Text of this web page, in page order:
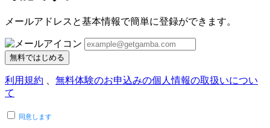
メールアドレスと基本情報で簡単に登録ができます。
無料ではじめる
利用規約
無料体験のお申込みの個人情報の取扱いについ
て
同意します